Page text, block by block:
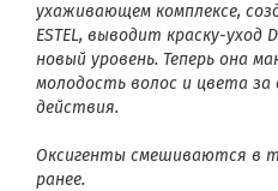
ухаживающем комплексе,
ESTEL, выводит краску-уход
новый уровень. Теперь она
молодость волос и цвета
действия.
Оксигенты смешиваются в
ранее.